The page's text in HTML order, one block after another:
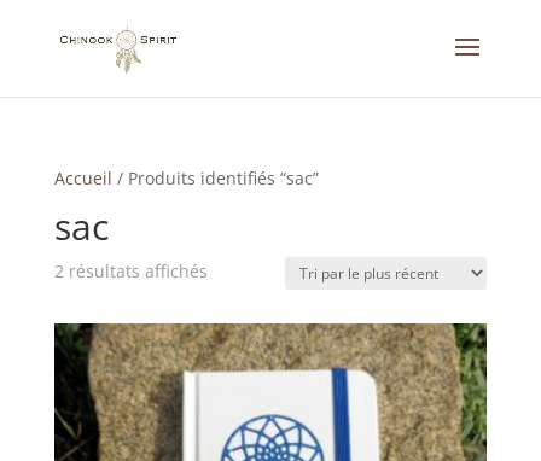
Accueil / Produits identifiés “sac”
sac
2 résultats affichésTrié
plus
récent
au
ancien